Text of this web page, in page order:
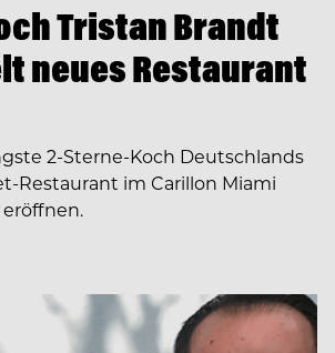
Tristan Brandt
neues Restaurant
2-Sterne-Koch Deutschlands
Restaurant im Carillon Miami